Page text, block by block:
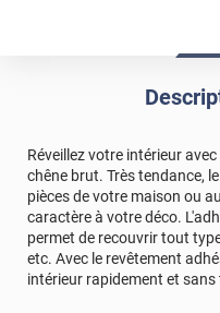
Réveillez votre intérieur
chêne brut. Très tendance,
pièces de votre maison ou
caractère à votre déco.
permet de recouvrir tout
etc. Avec le revêtement
intérieur rapidement et